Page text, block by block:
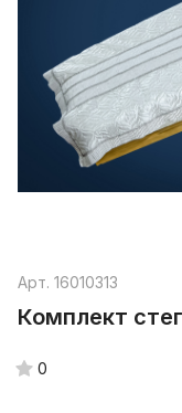
Арт. 16010313
Комплект
0